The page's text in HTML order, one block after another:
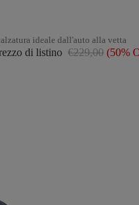
ideale dall'auto alla vetta
di listino €229,00 (50%